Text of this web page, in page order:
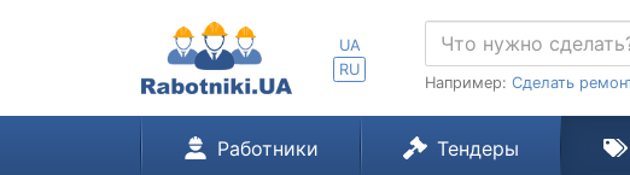
UA
RU
Например: Сделать
Работники Тендеры